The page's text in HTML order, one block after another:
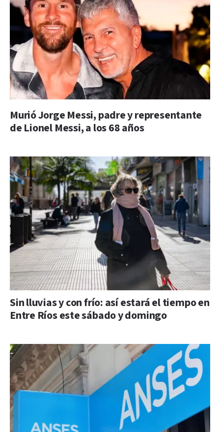
Murió Jorge Messi, padre y representante
de Lionel Messi, a los 68 años
Sin lluvias y con frío: así estará el tiempo en
Entre Ríos este sábado y domingo